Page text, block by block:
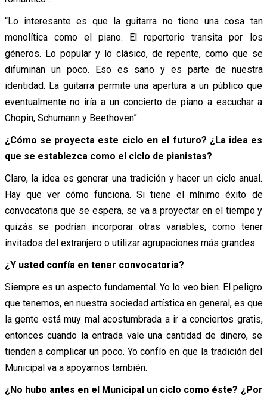
“Lo interesante es que la guitarra no tiene una cosa tan
monolítica como el piano. El repertorio transita por los
géneros. Lo popular y lo clásico, de repente, como que se
difuminan un poco. Eso es sano y es parte de nuestra
identidad. La guitarra permite una apertura a un público que
eventualmente no iría a un concierto de piano a escuchar a
Chopin, Schumann y Beethoven”.
¿Cómo se proyecta este ciclo en el futuro? ¿La idea es
que se establezca como el ciclo de pianistas?
Claro, la idea es generar una tradición y hacer un ciclo anual.
Hay que ver cómo funciona. Si tiene el mínimo éxito de
convocatoria que se espera, se va a proyectar en el tiempo y
quizás se podrían incorporar otras variables, como tener
invitados del extranjero o utilizar agrupaciones más grandes.
¿Y usted confía en tener convocatoria?
Siempre es un aspecto fundamental. Yo lo veo bien. El peligro
que tenemos, en nuestra sociedad artística en general, es que
la gente está muy mal acostumbrada a ir a conciertos gratis,
entonces cuando la entrada vale una cantidad de dinero, se
tienden a complicar un poco. Yo confío en que la tradición del
Municipal va a apoyarnos también.
¿No hubo antes en el Municipal un ciclo como éste? ¿Por